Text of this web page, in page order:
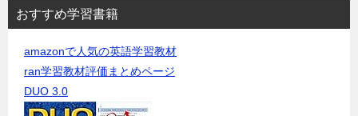
おすすめ学習書籍
amazonで人気の英語学習教材
ran学習教材評価まとめページ
DUO 3.0